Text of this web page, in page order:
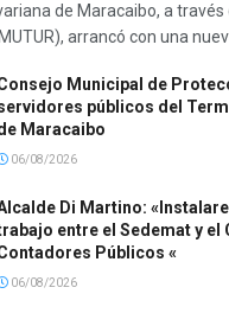
de Maracaibo, a través
arrancó con una
Municipal de
públicos del
Maracaibo
06/08/2026
Di Martino:
entre el Sedemat y el
Públicos «
06/08/2026